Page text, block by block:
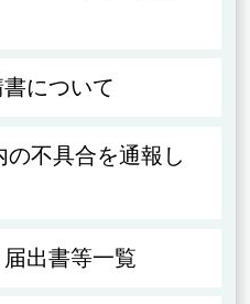
について
不具合を通報し
出書等一覧